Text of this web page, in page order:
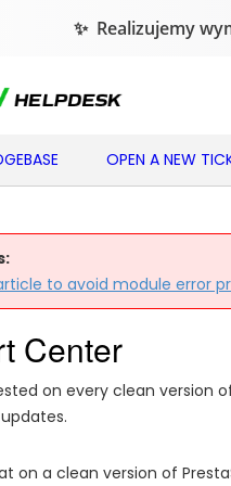
OPEN A NEW
to avoid module error
Center
on every clean version
on a clean version of